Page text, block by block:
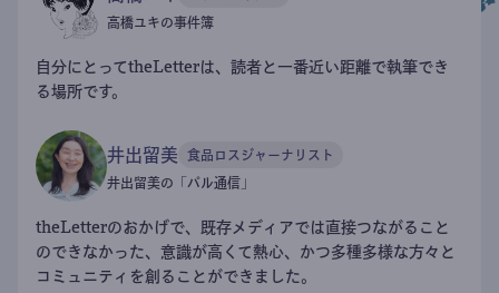
高橋ユキの事件簿
自分にとってtheLetterは、読者と一番近い距離で執筆でき
る場所です。
井出留美 食品ロスジャーナリスト
井出留美の「パル通信」
theLetterのおかげで、既存メディアでは直接つながること
のできなかった、意識が高くて熱心、かつ多種多様な方々と
コミュニティを創ることができました。